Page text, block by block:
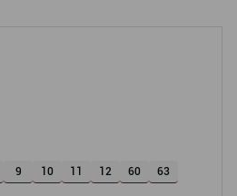
9 10 11 12 60 63